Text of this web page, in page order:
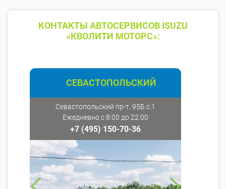
КОНТАКТЫ АВТОСЕРВИСОВ ISUZU
«КВОЛИТИ МОТОРС»:
СЕВАСТОПОЛЬСКИЙ
Севастопольский пр-т, 95Б с.1
Ежедневно с 8:00 до 22:00
+7 (495) 150-70-36